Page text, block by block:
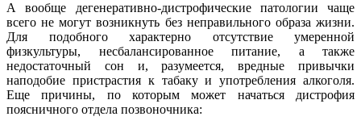
А вообще дегенеративно-дистрофические патологии чаще
всего не могут возникнуть без неправильного образа жизни.
Для подобного характерно отсутствие умеренной
физкультуры, несбалансированное питание, а также
недостаточный сон и, разумеется, вредные привычки
наподобие пристрастия к табаку и употребления алкоголя.
Еще причины, по которым может начаться дистрофия
поясничного отдела позвоночника: